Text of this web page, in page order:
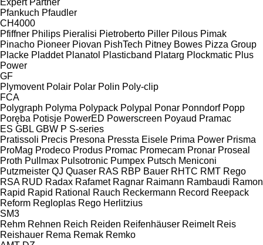
Pfankuch Pfaudler
CH4000
Pfiffner Philips Pieralisi Pietroberto Piller Pilous Pimak
Pinacho Pioneer Piovan PishTech Pitney Bowes Pizza Group
Placke Pladdet Planatol Plasticband Platarg Plockmatic Plus
Power
GF
Plymovent Polair Polar Polin Poly-clip
FCA
Polygraph Polyma Polypack Polypal Ponar Ponndorf Popp
Poręba Potisje PowerED Powerscreen Poyaud Pramac
ES GBL GBW P S-series
Pratissoli Precis Presona Pressta Eisele Prima Power Prisma
ProMag Prodeco Produs Promac Promecam Pronar Proseal
Proth Pullmax Pulsotronic Pumpex Putsch Meniconi
Putzmeister QJ Quaser RAS RBP Bauer RHTC RMT Rego
RSA RUD Radax Rafamet Ragnar Raimann Rambaudi Ramon
Rapid Rapid Rational Rauch Reckermann Record Reepack
Reform Regloplas Rego Herlitzius
SM3
Rehm Rehnen Reich Reiden Reifenhäuser Reimelt Reis
Reishauer Rema Remak Remko